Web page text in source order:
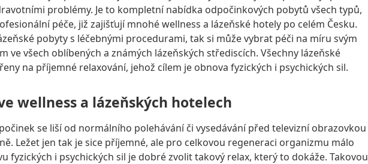
problémy. Je to kompletní nabídka odpočinkových pobytů všech typů,
péče, již zajišťují mnohé wellness a lázeňské hotely po celém Česku.
pobyty s léčebnými procedurami, tak si může vybrat péči na míru svým
ve všech oblíbených a známých lázeňských střediscích. Všechny lázeňské
na příjemné relaxování, jehož cílem je obnova fyzických i psychických sil.
wellness a lázeňských hotelech
se liší od normálního polehávání či vysedávání před televizní obrazovkou
Ležet jen tak je sice příjemné, ale pro celkovou regeneraci organizmu málo
fyzických i psychických sil je dobré zvolit takový relax, který to dokáže. Takovou